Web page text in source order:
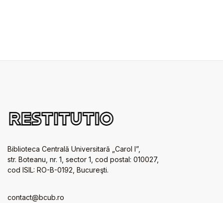
Biblioteca Centrală Universitară „Carol I”,
str. Boteanu, nr. 1, sector 1, cod postal: 010027,
cod ISIL: RO-B-0192, Bucureşti.
contact@bcub.ro